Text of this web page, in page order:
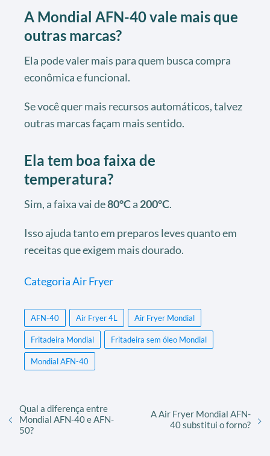
A Mondial AFN-40 vale mais que
outras marcas?
Ela pode valer mais para quem busca compra
econômica e funcional.
Se você quer mais recursos automáticos, talvez
outras marcas façam mais sentido.
Ela tem boa faixa de
temperatura?
Sim, a faixa vai de80°Ca 200°C.
Isso ajuda tanto em preparos leves quanto em
receitas que exigem mais dourado.
Categoria Air Fryer
AFN-40 Air Fryer 4L Air Fryer Mondial
Fritadeira Mondial Fritadeira sem óleo Mondial
Mondial AFN-40
Qual a diferença entre
Mondial AFN-40 e AFN-
50?
A Air Fryer Mondial AFN-
40 substitui o forno?